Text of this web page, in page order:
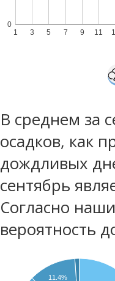
1 3 5 7 9 11
0
В среднем за
осадков, как
дождливых
сентябрь
Согласно
вероятность
11.4%